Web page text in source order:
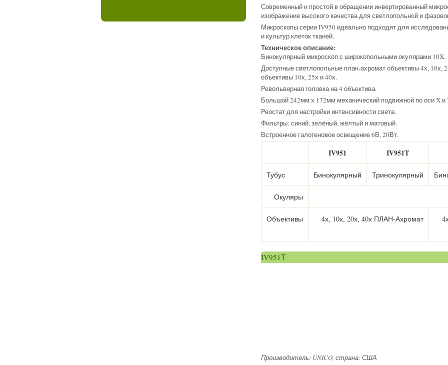
Современный и простой в обращении инвертированный
изображение высокого качества для светлопольной и
Микроскопы серии IV950 идеально подходят для
и культур клеток тканей.
Техническое описание:
Бинокулярный микроскоп с широкопольными окулярами 10X.
Доступные светлопольные план-ахромат объективы 4х, 10х,
объективы 10х, 25х и 40х.
Револьверная головка на 4 объектива.
Большой 242мм х 172мм механический подвижной по оси X и
Реостат для настройки интенсивности света.
Фильтры: синий, зелёный, жёлтый и матовый.
Встроенное галогеновое освещение 6В, 20Вт.
IV951 IV951T
Тубус Бинокулярный Тринокулярный
Окуляры
Объективы 4х, 10х, 20х, 40х ПЛАН-Ахромат
IV951Т
Производитель: UNICO, страна: США